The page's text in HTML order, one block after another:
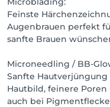
Feinste
Augenbrauen perfekt
sanfte Brauen
Microneedling / BB-
Sanfte
Hautbild, feinere
auch bei